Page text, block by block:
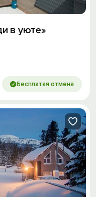
в уюте»
Бесплатая отмена